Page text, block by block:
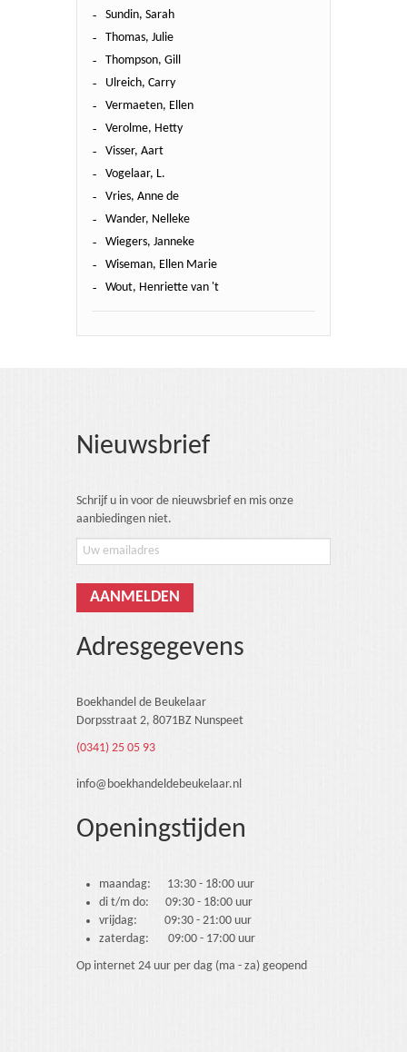
Sundin, Sarah
Thomas, Julie
Thompson, Gill
Ulreich, Carry
Vermaeten, Ellen
Verolme, Hetty
Visser, Aart
Vogelaar, L.
Vries, Anne de
Wander, Nelleke
Wiegers, Janneke
Wiseman, Ellen Marie
Wout, Henriette van 't
Nieuwsbrief
Schrijf u in voor de nieuwsbrief en mis onze
aanbiedingen niet.
Adresgegevens
Boekhandel de Beukelaar
Dorpsstraat 2, 8071BZ Nunspeet
(0341) 25 05 93
info@boekhandeldebeukelaar.nl
Openingstijden
maandag: 13:30 - 18:00 uur
di t/m do: 09:30 - 18:00 uur
vrijdag: 09:30 - 21:00 uur
zaterdag: 09:00 - 17:00 uur
Op internet 24 uur per dag (ma - za) geopend